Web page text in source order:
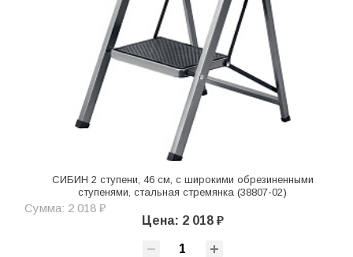
СИБИН 2 ступени, 46 см, c широкими обрезиненными
ступенями, стальная стремянка (38807-02)
Сумма: 2 018 ₽
Цена: 2 018 ₽